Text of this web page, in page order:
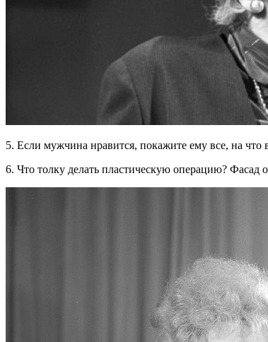
5. Если мужчина нравится, покажите ему все, на
6. Что толку делать пластическую операцию? Фасад